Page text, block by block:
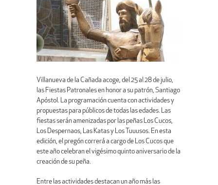
Villanueva de la Cañada acoge, del 25 al 28 de julio,
las Fiestas Patronales en honor a su patrón, Santiago
Apóstol. La programación cuenta con actividades y
propuestas para públicos de todas las edades. Las
fiestas serán amenizadas por las peñas Los Cucos,
Los Despernaos, Las Katas y Los Tuuusos. En esta
edición, el pregón correrá a cargo de Los Cucos que
este año celebran el vigésimo quinto aniversario de la
creación de su peña.
Entre las actividades destacan un año más las